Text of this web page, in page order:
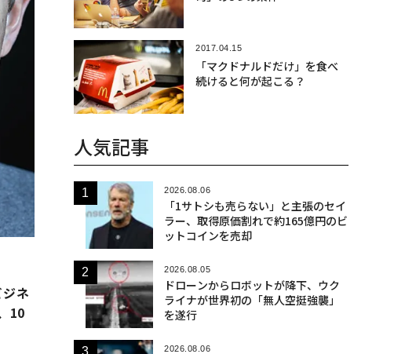
ネ
10
2017.04.15
「マクドナルドだけ」を食べ
続けると何が起こる？
人気記事
2026.08.06
「1サトシも売らない」と主張のセイ
ラー、取得原価割れで約165億円のビ
ットコインを売却
2026.08.05
ドローンからロボットが降下、ウク
ライナが世界初の「無人空挺強襲」
を遂行
2026.08.06